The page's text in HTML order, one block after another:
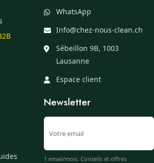
WhatsApp
Info@chez-nous-clean.ch
Sébeillon 9B, 1003
Lausanne
Espace client
Newsletter
1 email/mois. Conseils et offres